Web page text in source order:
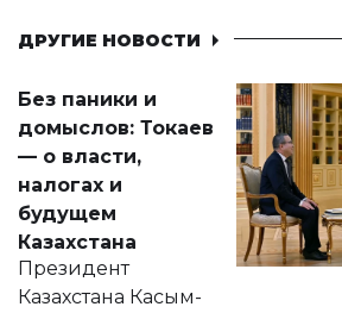
ДРУГИЕ НОВОСТИ
Без паники и
домыслов: Токаев
— о власти,
налогах и
будущем
Казахстана
Президент
Казахстана Касым-